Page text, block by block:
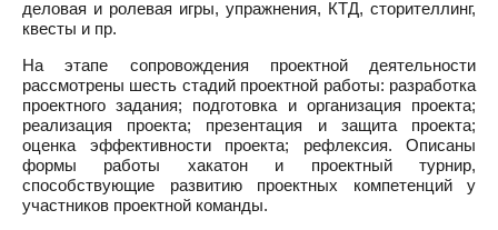
деловая и ролевая игры, упражнения, КТД, сторителлинг,
квесты и пр.
На этапе сопровождения проектной деятельности
рассмотрены шесть стадий проектной работы: разработка
проектного задания; подготовка и организация проекта;
реализация проекта; презентация и защита проекта;
оценка эффективности проекта; рефлексия. Описаны
формы работы хакатон и проектный турнир,
способствующие развитию проектных компетенций у
участников проектной команды.